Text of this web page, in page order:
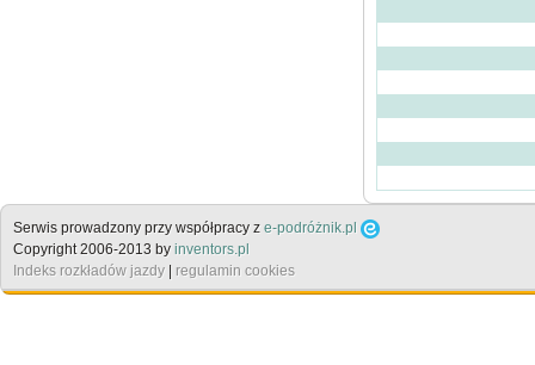
Serwis prowadzony przy współpracy z e-podróżnik.pl
Copyright 2006-2013 by inventors.pl
Indeks rozkładów jazdy
regulamin cookies